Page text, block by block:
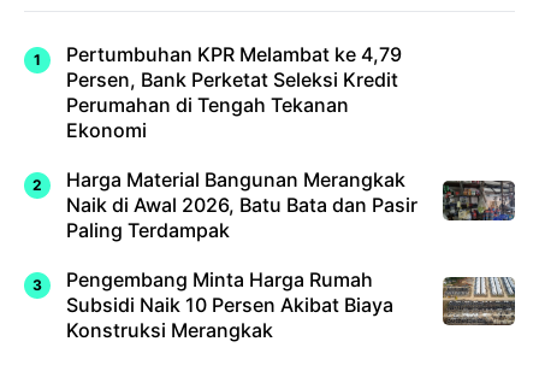
Pertumbuhan KPR Melambat ke 4,79
Persen, Bank Perketat Seleksi Kredit
Perumahan di Tengah Tekanan
Ekonomi
Harga Material Bangunan Merangkak
Naik di Awal 2026, Batu Bata dan Pasir
Paling Terdampak
Pengembang Minta Harga Rumah
Subsidi Naik 10 Persen Akibat Biaya
Konstruksi Merangkak